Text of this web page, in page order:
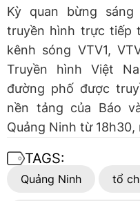
Kỳ quan bừng
truyền hình trực tiếp
kênh sóng VTV1,
Truyền hình Việt
đường phố được
nền tảng của Báo
Quảng Ninh từ 18h30,
TAGS:
Quảng Ninh tổ